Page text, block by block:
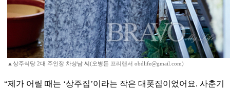
▲상주식당 2대 주인장 차상남 씨(오병돈 프리랜서 obdlife@gmail.com)
“제가 어릴 때는 ‘상주집’이라는 작은 대폿집이었어요. 사춘기